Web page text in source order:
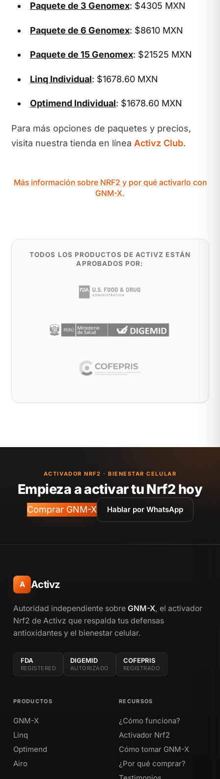
Paquete de 3 Genomex: $4305 MXN
Paquete de 6 Genomex: $8610 MXN
Paquete de 15 Genomex: $21525 MXN
Linq Individual: $1678.60 MXN
Optimend Individual: $1678.60 MXN
Para más opciones de paquetes y precios,
visita nuestra tienda en línea Activz Club.
Más información sobre NRF2 y por qué activarlo con
GNM-X.
TODOS LOS PRODUCTOS DE ACTIVZ ESTÁN
APROBADOS POR:
ACTIVADOR NRF2 · BIENESTAR CELULAR
Empieza a activar tu Nrf2 hoy
Comprar GNM-X Hablar por WhatsApp
A Activz
Autoridad independiente sobre GNM-X, el activador
Nrf2 de Activz que respalda tus defensas
antioxidantes y el bienestar celular.
FDA
REGISTERED
DIGEMID
AUTORIZADO
COFEPRIS
REGISTRADO
PRODUCTOS
GNM-X
Linq
Optimend
Airo
RECURSOS
¿Cómo funciona?
Activador Nrf2
Cómo tomar GNM-X
¿Por qué comprar?